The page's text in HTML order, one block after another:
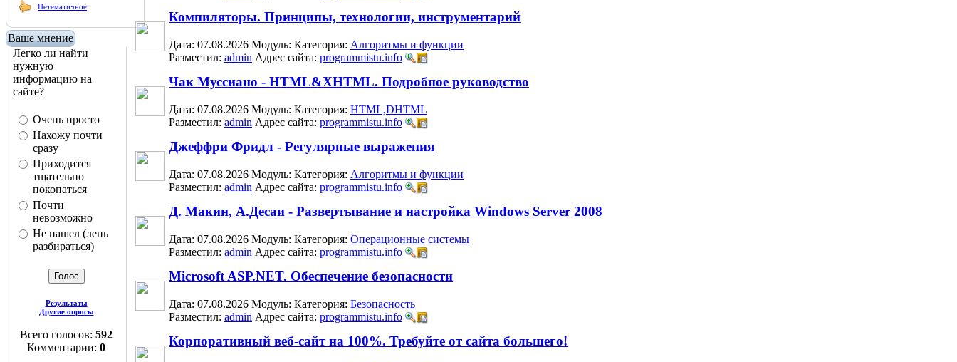
Нетематичное
Ваше мнение
Легко ли найти
нужную
информацию на
сайте?
Очень просто
Нахожу почти
сразу
Приходится
тщательно
покопаться
Почти
невозможно
Не нашел (лень
разбираться)
Результаты
Другие опросы
Всего голосов: 592
Комментарии: 0
Компиляторы. Принципы, технологии, инструментарий
Дата: 07.08.2026 Модуль: Категория: Алгоритмы и функции
Разместил: admin Адрес сайта: programmistu.info
Чак Муссиано - HTML&XHTML. Подробное руководство
Дата: 07.08.2026 Модуль: Категория: HTML,DHTML
Разместил: admin Адрес сайта: programmistu.info
Джеффри Фридл - Регулярные выражения
Дата: 07.08.2026 Модуль: Категория: Алгоритмы и функции
Разместил: admin Адрес сайта: programmistu.info
Д. Макин, А.Десаи - Развертывание и настройка Windows Server 2008
Дата: 07.08.2026 Модуль: Категория: Операционные системы
Разместил: admin Адрес сайта: programmistu.info
Microsoft ASP.NET. Обеспечение безопасности
Дата: 07.08.2026 Модуль: Категория: Безопасность
Разместил: admin Адрес сайта: programmistu.info
Корпоративный веб-сайт на 100%. Требуйте от сайта большего!